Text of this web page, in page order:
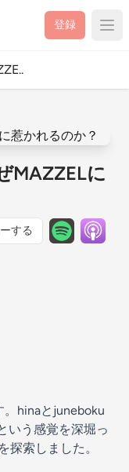
登録
MAZZELに
する
。hinaとjuneboku
いう感覚を深堀っ
探索しました。